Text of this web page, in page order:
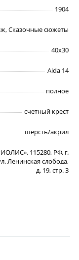
1904
Сказочные сюжеты
40х30
Aida 14
полное
счетный крест
шерсть/акрил
115280, РФ, г.
Ленинская слобода,
д. 19, стр. 3